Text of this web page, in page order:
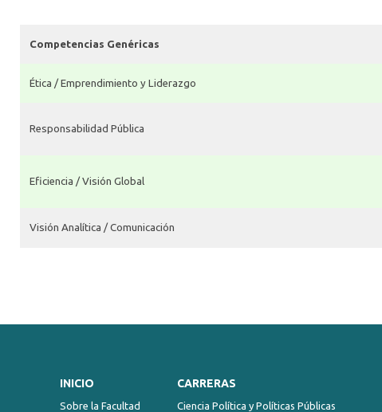
Competencias Genéricas
Ética / Emprendimiento y Liderazgo
Responsabilidad Pública
Eficiencia / Visión Global
Visión Analítica / Comunicación
INICIO
Sobre la Facultad
CARRERAS
Ciencia Política y Políticas Públicas